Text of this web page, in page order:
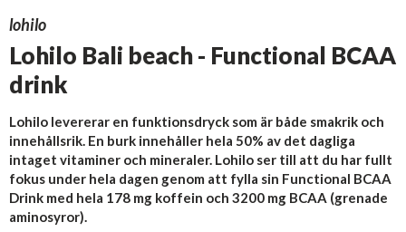
lohilo
Lohilo Bali beach - Functional BCAA
drink
Lohilo levererar en funktionsdryck som är både smakrik och
innehållsrik. En burk innehåller hela 50% av det dagliga
intaget vitaminer och mineraler. Lohilo ser till att du har fullt
fokus under hela dagen genom att fylla sin Functional BCAA
Drink med hela 178 mg koffein och 3200 mg BCAA (grenade
aminosyror).